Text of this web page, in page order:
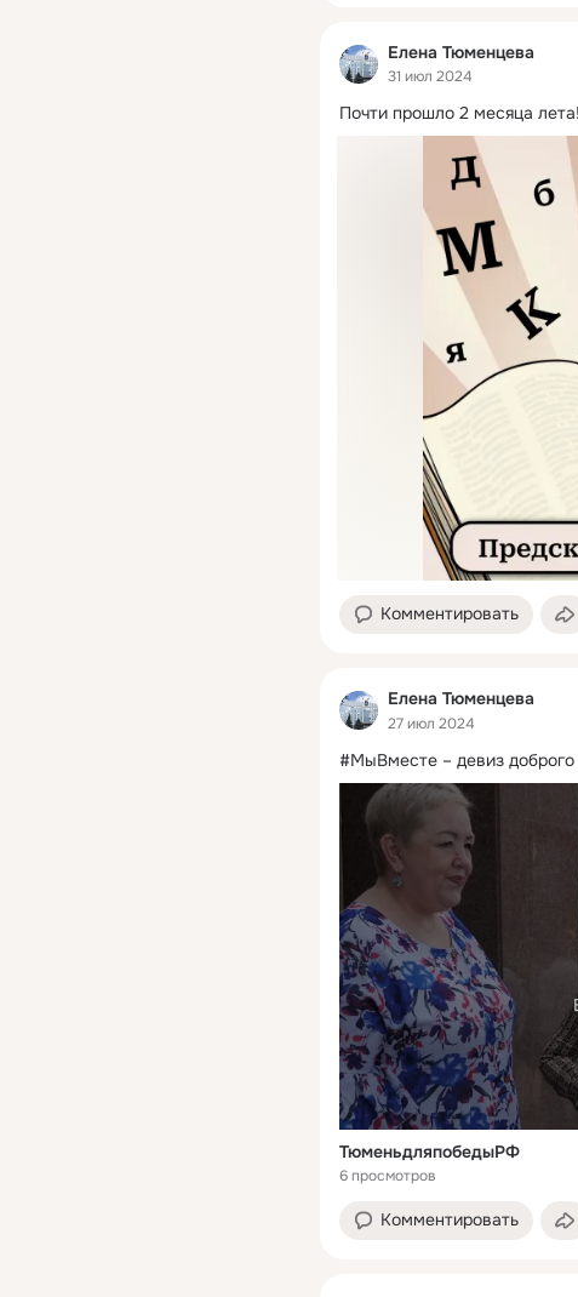
Елена Тюменцева
31 июл 2024
Почти прошло 2 месяца лета!
Комментировать
Елена Тюменцева
27 июл 2024
#МыВместе – девиз доброго
ТюменьдляпобедыРФ
6 просмотров
Комментировать